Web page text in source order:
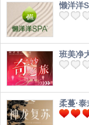
懒洋洋
班美净
柔蔓·